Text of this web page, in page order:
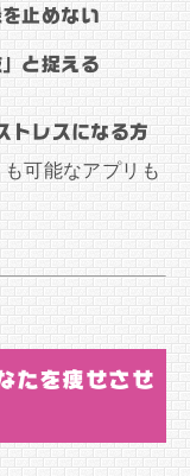
止めない
と捉える
トレスになる方
可能なアプリも
たを痩せさせ